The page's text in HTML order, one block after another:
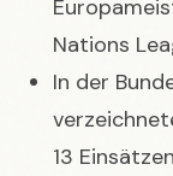
Nations
In der
13